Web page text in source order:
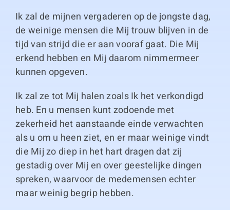
Ik zal de mijnen vergaderen op de jongste dag,
de weinige mensen die Mij trouw blijven in de
tijd van strijd die er aan vooraf gaat. Die Mij
erkend hebben en Mij daarom nimmermeer
kunnen opgeven.
Ik zal ze tot Mij halen zoals Ik het verkondigd
heb. En u mensen kunt zodoende met
zekerheid het aanstaande einde verwachten
als u om u heen ziet, en er maar weinige vindt
die Mij zo diep in het hart dragen dat zij
gestadig over Mij en over geestelijke dingen
spreken, waarvoor de medemensen echter
maar weinig begrip hebben.